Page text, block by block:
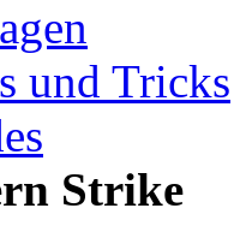
und Tricks
Strike